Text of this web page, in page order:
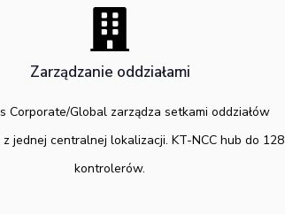
Zarządzanie oddziałami
Corporate/Global zarządza setkami oddziałów
jednej centralnej lokalizacji. KT-NCC hub do 128
kontrolerów.